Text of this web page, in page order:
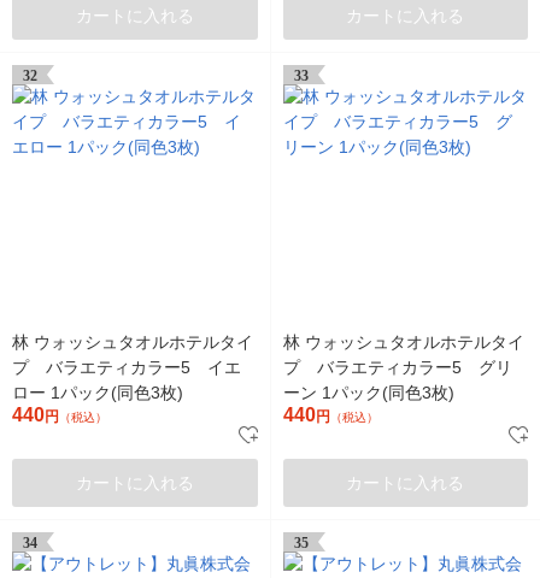
カートに入れる カートに入れる
32
林 ウォッシュタオルホテルタイ
プ バラエティカラー5 イエ
ロー 1パック(同色3枚)
440円 （税込）
カートに入れる
33
林 ウォッシュタオルホテルタイ
プ バラエティカラー5 グリ
ーン 1パック(同色3枚)
440円 （税込）
カートに入れる
34 35